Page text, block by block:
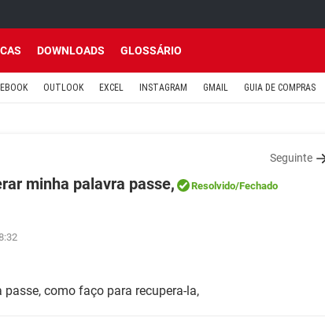
DOWNLOADS GLOSSÁRIO
OUTLOOK EXCEL INSTAGRAM GMAIL GUIA DE COMPRAS
Seguinte
minha palavra passe, Resolvido/Fechado
como faço para recupera-la,